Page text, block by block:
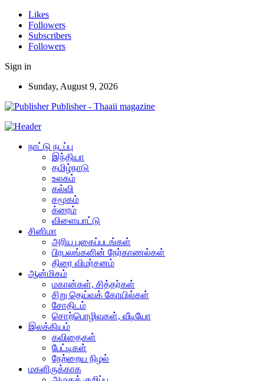
Likes
Followers
Subscribers
Followers
Sign in
Sunday, August 9, 2026
Publisher - Thaaii magazine
நாட்டு நடப்பு
இந்தியா
தமிழ்நாடு
உலகம்
கல்வி
சமூகம்
க்ரைம்
விளையாட்டு
சினிமா
அரிய புகைப்படங்கள்
பிரபலங்களின் நேர்காணல்கள்
திரை விமர்சனம்
ஆன்மிகம்
மகான்கள், சித்தர்கள்
சிறு தெய்வக் கோயில்கள்
சோதிடம்
சொற்பொழிவுகள், வீடியோ
இலக்கியம்
கவிதைகள்
பேட்டிகள்
நேற்றைய நிழல்
மகளிருக்காக